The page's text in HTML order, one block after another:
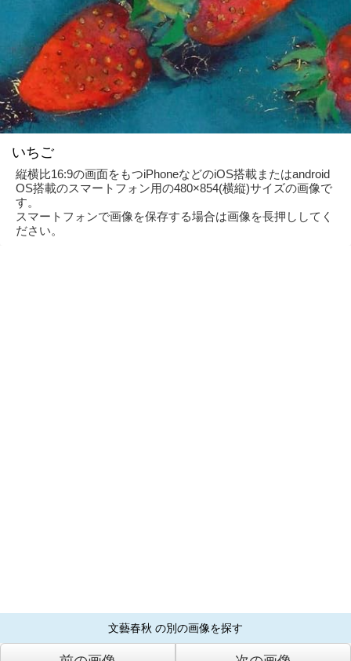
いちご
縦横比16:9の画面をもつiPhoneなどのiOS搭載またはandroid
OS搭載のスマートフォン用の480×854(横縦)サイズの画像で
す。
スマートフォンで画像を保存する場合は画像を長押ししてく
ださい。
文藝春秋 の別の画像を探す